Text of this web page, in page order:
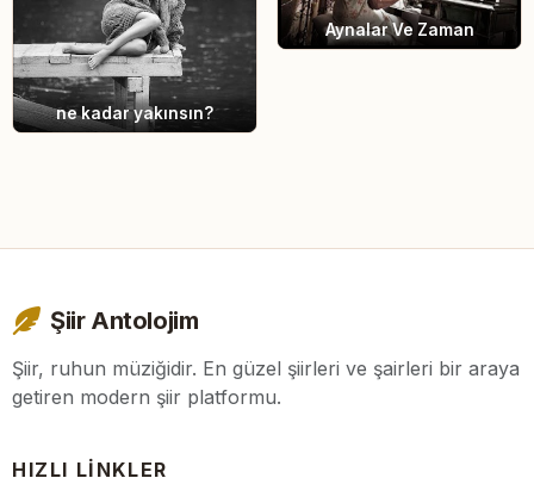
ne kadar yakınsın?
Aynalar Ve Zaman
Şiir Antolojim
Şiir, ruhun müziğidir. En güzel şiirleri ve şairleri bir araya
getiren modern şiir platformu.
HIZLI LINKLER